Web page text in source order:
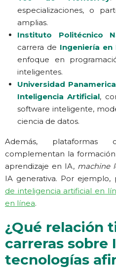
especializaciones, o
amplias.
Instituto Politécnico
carrera de Ingeniería
enfoque en
inteligentes.
Universidad
Inteligencia Artificial,
software inteligente,
ciencia de datos.
Además, plataformas
complementan la
aprendizaje en IA, machine
IA generativa. Por ejemplo,
de inteligencia artificial en
en línea.
¿Qué relación
carreras sobre
tecnologías